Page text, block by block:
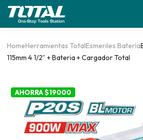
HomeHerramientas TotalEsmeriles Batería
115mm 4 1/2″ + Bateria + Cargador Total
AHORRA $19000